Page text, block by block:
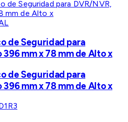
de Seguridad para
396 mm x 78 mm de Alto x
de Seguridad para
396 mm x 78 mm de Alto x